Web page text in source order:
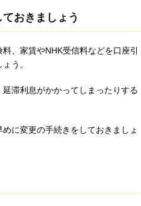
おきましょう
、家賃やNHK受信料などを口座引
う。
滞利息がかかってしまったりする
に変更の手続きをしておきましょ